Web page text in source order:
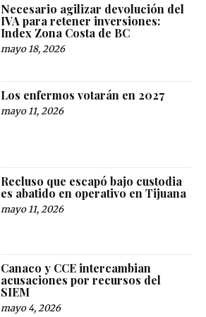
Necesario agilizar devolución del
IVA para retener inversiones:
Index Zona Costa de BC
mayo 18, 2026
Los enfermos votarán en 2027
mayo 11, 2026
Recluso que escapó bajo custodia
es abatido en operativo en Tijuana
mayo 11, 2026
Canaco y CCE intercambian
acusaciones por recursos del
SIEM
mayo 4, 2026